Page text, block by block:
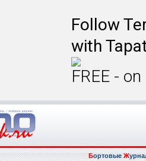
Follow
with
FREE -
БортовыеЖ